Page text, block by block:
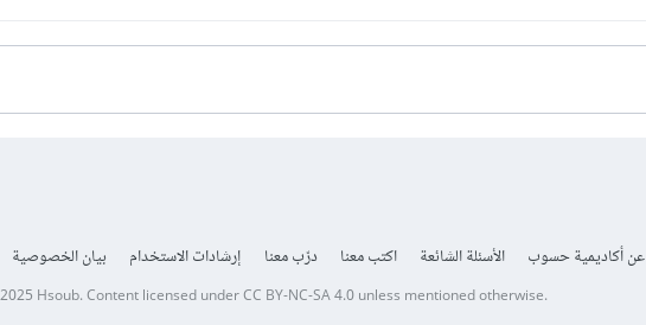
عن أكاديمية حسوب الأسئلة الشائعة اكتب معنا درّب معنا إرشادات الاستخدام بيان الخصوصية
Hsoub.Content licensed underCC BY-NC-SA 4.0unless mentioned otherwise.